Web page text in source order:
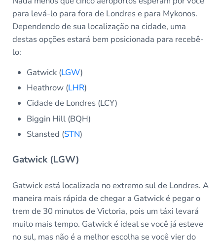
para levá-lo para fora de Londres e para Mykonos.
Dependendo de sua localização na cidade, uma
destas opções estará bem posicionada para recebê-
lo:
Gatwick (LGW)
Heathrow (LHR)
Cidade de Londres (LCY)
Biggin Hill (BQH)
Stansted (STN)
Gatwick (LGW)
Gatwick está localizada no extremo sul de Londres. A
maneira mais rápida de chegar a Gatwick é pegar o
trem de 30 minutos de Victoria, pois um táxi levará
muito mais tempo. Gatwick é ideal se você já esteve
no sul, mas não é a melhor escolha se você vier do